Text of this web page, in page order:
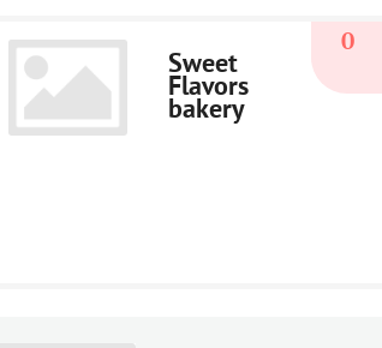
Sweet
Flavors
bakery
0